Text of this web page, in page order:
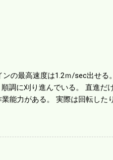
ンの最高速度は1.2ｍ/sec出せ
調に刈り進んでいる。 直進だ
能力がある。 実際は回転した
の運搬や乾燥機の容量、籾摺り
った時はまだ耕作面積が少な